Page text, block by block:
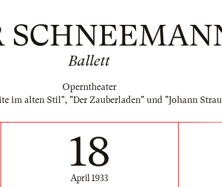
Ballett
Operntheater
im alten Stil", "Der Zauberladen" und "Johann
18
April 1933